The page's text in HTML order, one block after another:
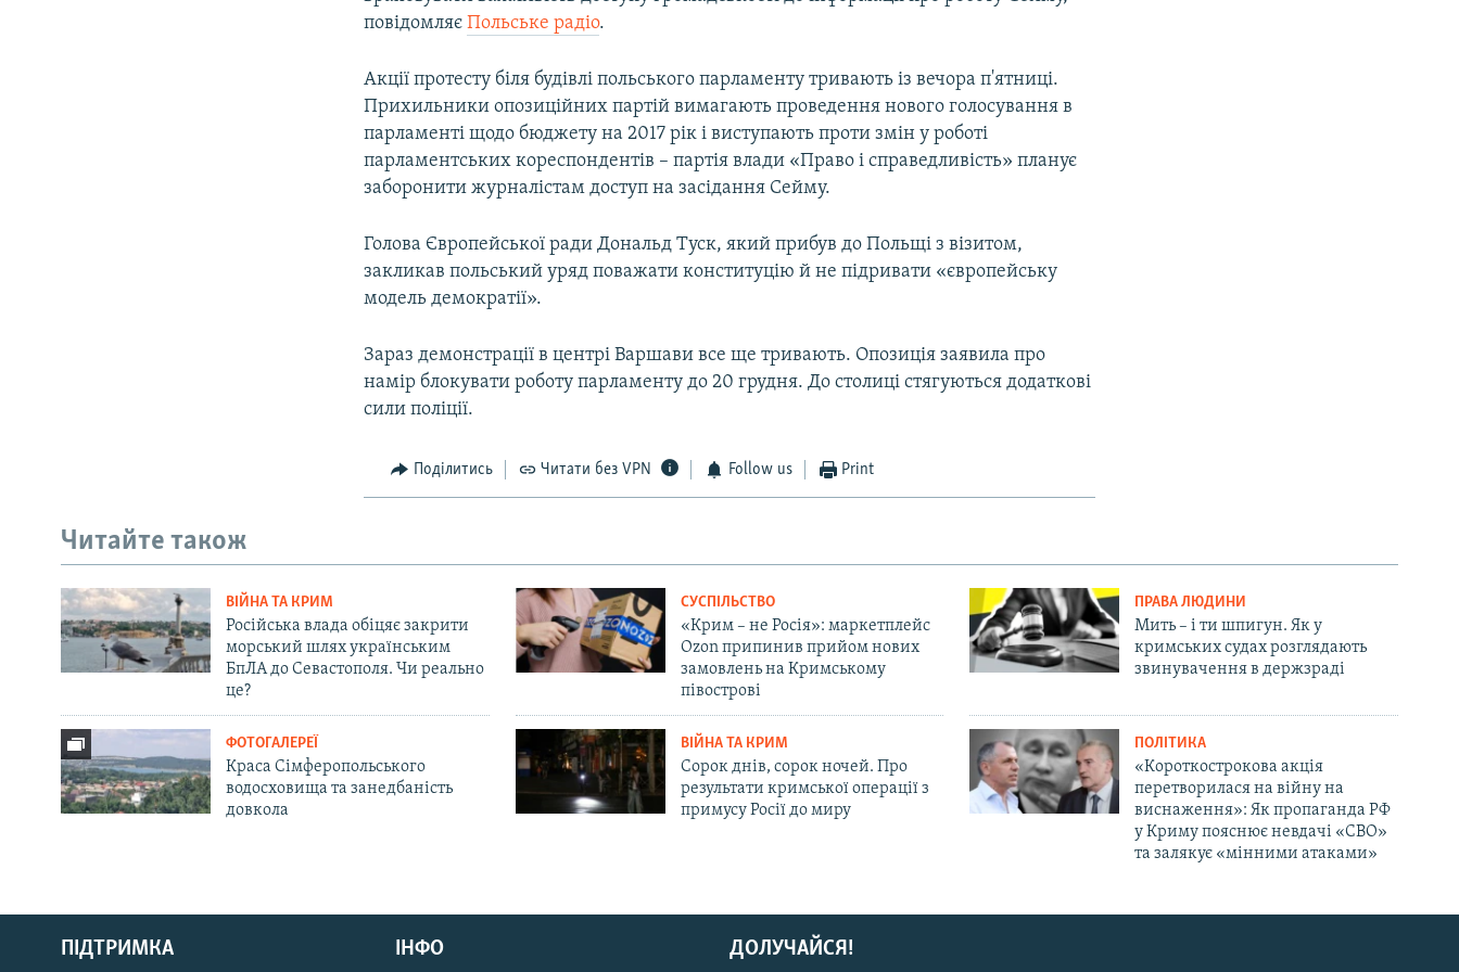
Русский
Qırımtatar
повідомляєПольське радіо.
Акції протесту біля будівлі польського парламенту тривають із вечора п'ятниці.
Прихильники опозиційних партій вимагають проведення нового голосування в
парламенті щодо бюджету на 2017 рік і виступають проти змін у роботі
парламентських кореспондентів – партія влади «Право і справедливість» планує
заборонити журналістам доступ на засідання Сейму.
Голова Європейської ради Дональд Туск, який прибув до Польщі з візитом,
закликав польський уряд поважати конституцію й не підривати «європейську
модель демократії».
Зараз демонстрації в центрі Варшави все ще тривають. Опозиція заявила про
намір блокувати роботу парламенту до 20 грудня. До столиці стягуються додаткові
сили поліції.
Поділитись Читати без VPN Follow us Print
Читайте також
ВІЙНА ТА КРИМ
Російська влада обіцяє закрити
морський шлях українським
БпЛА до Севастополя. Чи реально
це?
СУСПІЛЬСТВО
«Крим – не Росія»: маркетплейс
Ozon припинив прийом нових
замовлень на Кримському
півострові
ПРАВА ЛЮДИНИ
Мить – і ти шпигун. Як у
кримських судах розглядають
звинувачення в держзраді
ФОТОГАЛЕРЕЇ
Краса Сімферопольського
водосховища та занедбаність
довкола
ВІЙНА ТА КРИМ
Сорок днів, сорок ночей. Про
результати кримської операції з
примусу Росії до миру
ПОЛІТИКА
«Короткострокова акція
перетворилася на війну на
виснаження»: Як пропаганда РФ
у Криму пояснює невдачі «СВО»
та залякує «мінними атаками»
ДОЛУЧАЙСЯ!
ПІДТРИМКА ІНФО